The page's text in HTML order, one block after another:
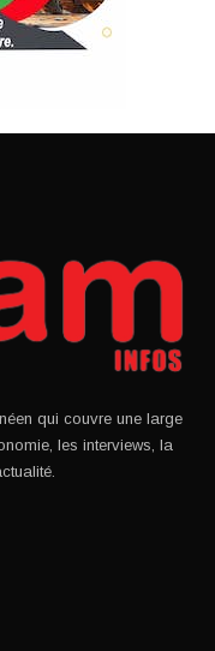
qui couvre une large
les interviews, la